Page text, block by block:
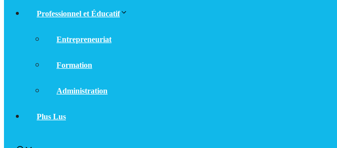
Professionnel et Éducatif
Entrepreneuriat
Formation
Administration
Plus Lus